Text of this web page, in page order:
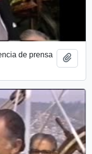
de prensa